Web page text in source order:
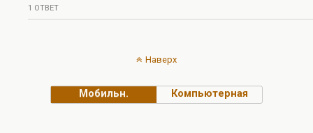
1 ОТВЕТ
Наверх
Мобильн. Компьютерная